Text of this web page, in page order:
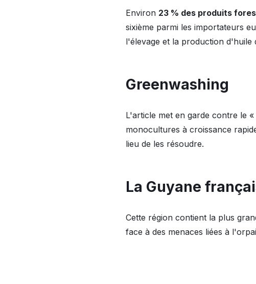
Environ 23 % des produits
sixième parmi les importateurs
l'élevage et la production d'huile
Greenwashing
L'article met en garde contre le
monocultures à croissance
lieu de les résoudre.
La Guyane
Cette région contient la plus
face à des menaces liées à